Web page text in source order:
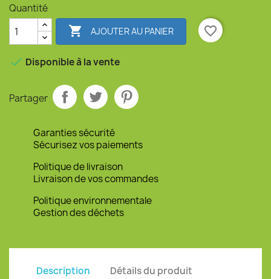
Quantité
 AJOUTER AU PANIER favorite_border
 Disponible à la vente
Partager
Garanties sécurité
Sécurisez vos paiements
Politique de livraison
Livraison de vos commandes
Politique environnementale
Gestion des déchets
Description Détails du produit